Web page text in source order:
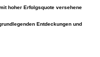
hoher Erfolgsquote versehene
Entdeckungen und